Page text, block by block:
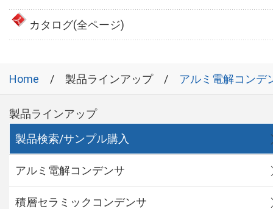
カタログ(全ページ)
Home 製品ラインアップ アルミ電解コンデ
製品ラインアップ
製品検索/サンプル購入
アルミ電解コンデンサ
積層セラミックコンデンサ